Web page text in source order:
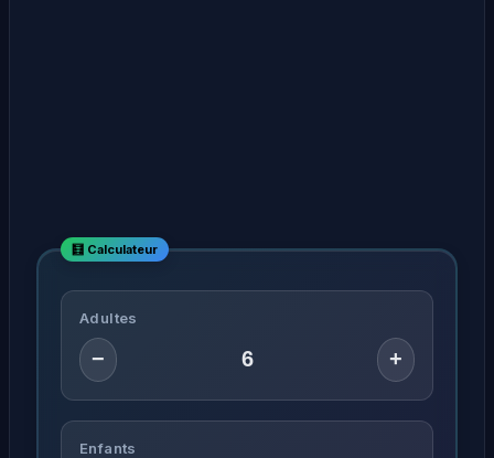
Adultes
− +
Enfants